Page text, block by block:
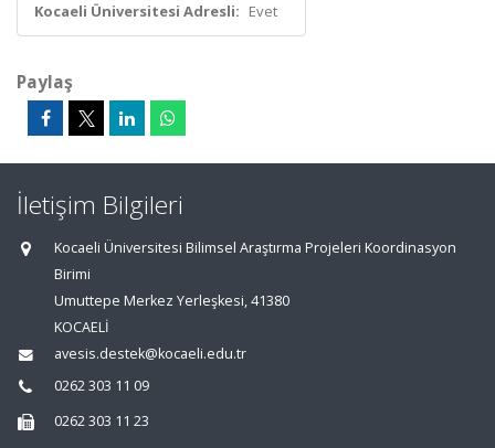
Kocaeli Üniversitesi Adresli: Evet
Paylaş
İletişim Bilgileri
Kocaeli Üniversitesi Bilimsel Araştırma Projeleri Koordinasyon
Birimi
Umuttepe Merkez Yerleşkesi, 41380
KOCAELİ
avesis.destek@kocaeli.edu.tr
0262 303 11 09
0262 303 11 23